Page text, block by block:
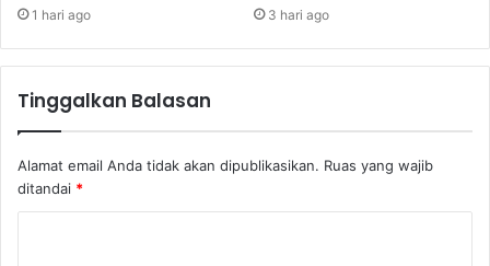
1 hari ago 3 hari ago
Tinggalkan Balasan
Alamat email Anda tidak akan dipublikasikan. Ruas yang wajib
ditandai *